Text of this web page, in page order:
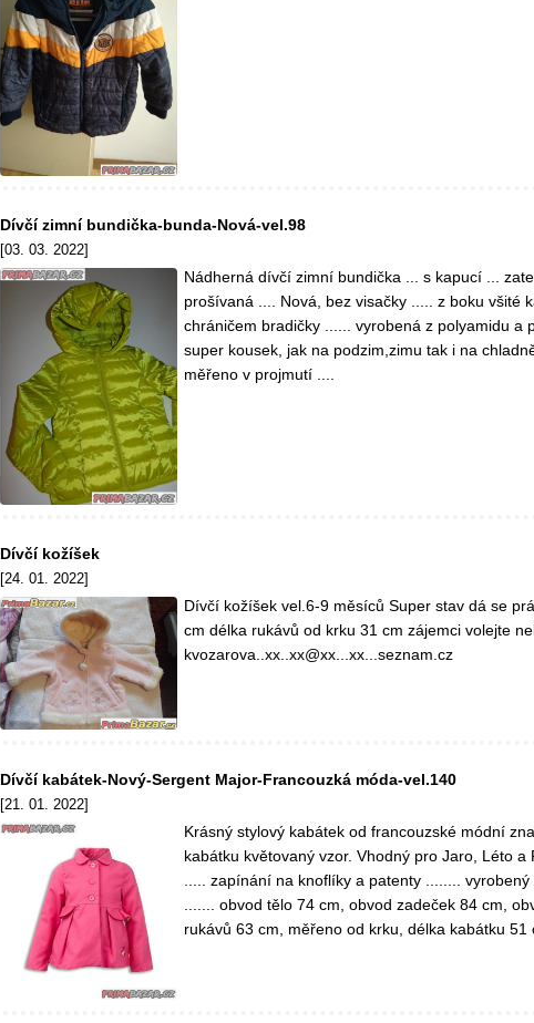
Dívčí zimní bundička-bunda-Nová-vel.98
[03. 03. 2022]
Nádherná dívčí zimní bundička ... s kapucí ...
prošívaná .... Nová, bez visačky ..... z boku všité
chráničem bradičky ...... vyrobená z polyamidu a
super kousek, jak na podzim,zimu tak i na
měřeno v projmutí ....
Dívčí kožíšek
[24. 01. 2022]
Dívčí kožíšek vel.6-9 měsíců Super stav dá se
cm délka rukávů od krku 31 cm zájemci volejte
kvozarova..xx..xx@xx...xx...seznam.cz
Dívčí kabátek-Nový-Sergent Major-Francouzká móda-vel.140
[21. 01. 2022]
Krásný stylový kabátek od francouzské módní
kabátku květovaný vzor. Vhodný pro Jaro, Léto a
..... zapínání na knoflíky a patenty ........
....... obvod tělo 74 cm, obvod zadeček 84 cm,
rukávů 63 cm, měřeno od krku, délka kabátku 51